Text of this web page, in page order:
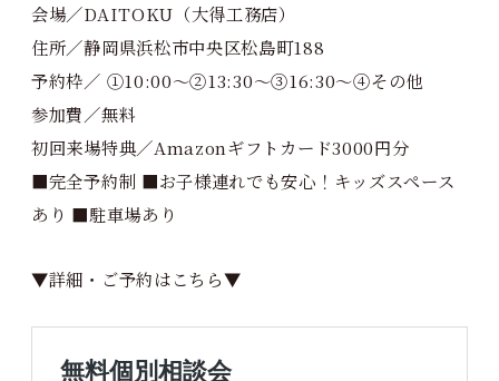
会場／DAITOKU（大得工務店）
住所／静岡県浜松市中央区松島町188
予約枠／ ①10:00～②13:30～③16:30～④その他
参加費／無料
初回来場特典／Amazonギフトカード3000円分
■完全予約制 ■お子様連れでも安心！キッズスペース
あり ■駐車場あり
▼詳細・ご予約はこちら▼